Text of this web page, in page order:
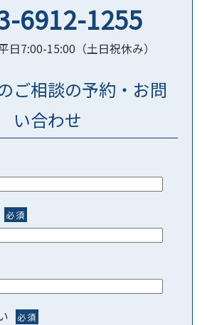
6912-1255
日7:00-15:00（土日祝休み）
ご相談の予約・お問
い合わせ
必須
必須